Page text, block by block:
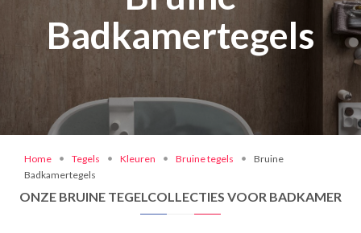
Badkamertegels
Home Tegels Kleuren Bruine tegels
Bruine
Badkamertegels
ONZE BRUINE TEGELCOLLECTIES VOOR BADKAMER